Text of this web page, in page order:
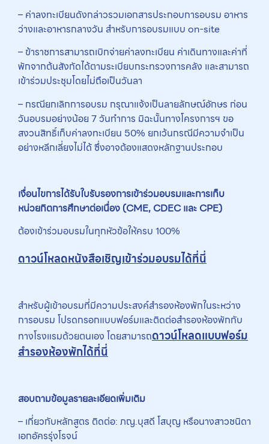
– ค่าลงทะเบียนดังกล่าวรวมเอกสารประกอบการอบรม อาหาร
ว่างและอาหารกลางวัน สำหรับการอบรมแบบ on-site
– ข้าราชการสามารถเบิกจ่ายค่าลงทะเบียน ค่าเดินทางและค่าที่
พักจากต้นสังกัดได้ตามระเบียบกระทรวงการคลัง และสามารถ
เข้าร่วมประชุมโดยไม่ถือเป็นวันลา
– กรณียกเลิกการอบรม กรุณาแจ้งเป็นลายลักษณ์อักษร ก่อน
วันอบรมอย่างน้อย 7 วันทำการ มิฉะนั้นทางโครงการฯ ขอ
สงวนสิทธิ์เก็บค่าลงทะเบียน 50% ยกเว้นกรณีมีความจำเป็น
อย่างหลีกเลี่ยงไม่ได้ ซึ่งอาจต้องแสดงหลักฐานประกอบ
เงื่อนไขการได้รับใบรับรองการเข้าร่วมอบรมและการเก็บ
หน่วยกิตการศึกษาต่อเนื่อง (CME, CDEC และ CPE)
ต้องเข้าร่วมอบรมในทุกหัวข้อให้ครบ 100%
ดาวน์โหลดหนังสือเชิญเข้าร่วมอบรมได้ที่นี่
สำหรับผู้เข้าอบรมที่มีความประสงค์สำรองห้องพักในระหว่าง
การอบรม โปรดกรอกแบบฟอร์มและติดต่อสำรองห้องพักกับ
ทางโรงแรมด้วยตนเอง โดยสามารถดาวน์โหลดแบบฟอร์ม
สำรองห้องพักได้ที่นี่
สอบถามข้อมูลรายละเอียดเพิ่มเติม
– เกี่ยวกับหลักสูตร ติดต่อ: ภญ.บุสดี โสบุญ หรือนางสาวชนิดา
เอกอัครรุ่งโรจน์